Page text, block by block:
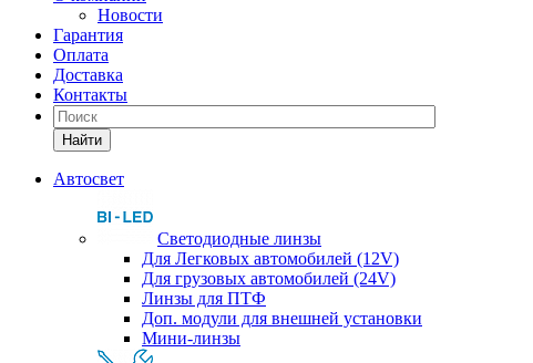
Новости
Гарантия
Оплата
Доставка
Контакты
Найти
Автосвет
Светодиодные линзы
Для Легковых автомобилей (12V)
Для грузовых автомобилей (24V)
Линзы для ПТФ
Доп. модули для внешней установки
Мини-линзы